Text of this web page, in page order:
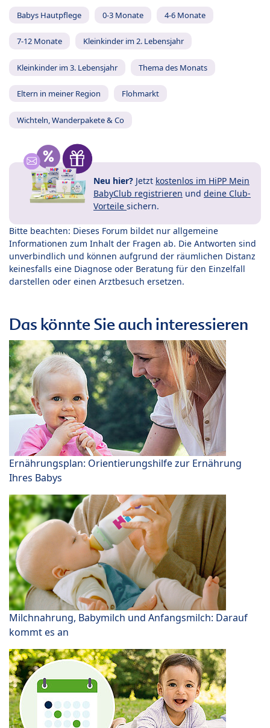
Babys Hautpflege 0-3 Monate 4-6 Monate
7-12 Monate Kleinkinder im 2. Lebensjahr
Kleinkinder im 3. Lebensjahr Thema des Monats
Eltern in meiner Region Flohmarkt
Wichteln, Wanderpakete & Co
Neu hier? Jetzt kostenlos im HiPP Mein
BabyClub registrieren und deine Club-
Vorteile sichern.
Bitte beachten: Dieses Forum bildet nur allgemeine
Informationen zum Inhalt der Fragen ab. Die Antworten sind
unverbindlich und können aufgrund der räumlichen Distanz
keinesfalls eine Diagnose oder Beratung für den Einzelfall
darstellen oder einen Arztbesuch ersetzen.
Das könnte Sie auch interessieren
Ernährungsplan: Orientierungshilfe zur Ernährung
Ihres Babys
Milchnahrung, Babymilch und Anfangsmilch: Darauf
kommt es an